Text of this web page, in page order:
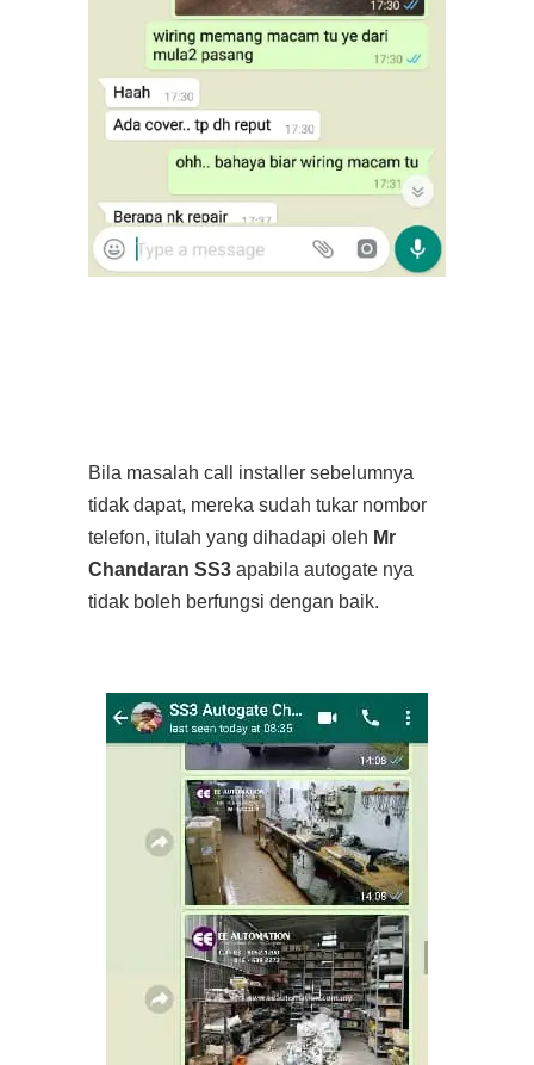
Bila masalah call installer sebelumnya
tidak dapat, mereka sudah tukar nombor
telefon, itulah yang dihadapi oleh Mr
Chandaran SS3 apabila autogate nya
tidak boleh berfungsi dengan baik.